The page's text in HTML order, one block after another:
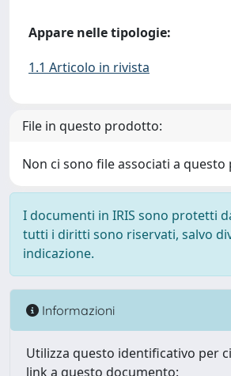
Appare nelle tipologie:
1.1 Articolo in rivista
File in questo prodotto:
Non ci sono file associati a
I documenti in IRIS sono protetti
tutti i diritti sono riservati, salvo
indicazione.
Informazioni
Utilizza questo identificativo per
link a questo documento: